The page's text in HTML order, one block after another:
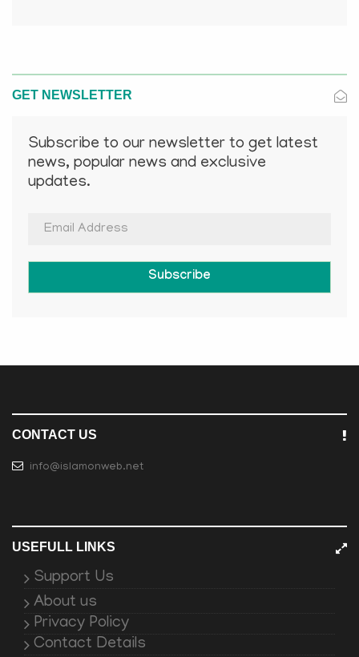
GET NEWSLETTER
Subscribe to our newsletter to get latest
news, popular news and exclusive
updates.
Subscribe
CONTACT US
info@islamonweb.net
USEFULL LINKS
Support Us
About us
Privacy Policy
Contact Details